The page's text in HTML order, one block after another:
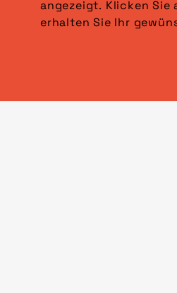
erhalten Sie Ihr